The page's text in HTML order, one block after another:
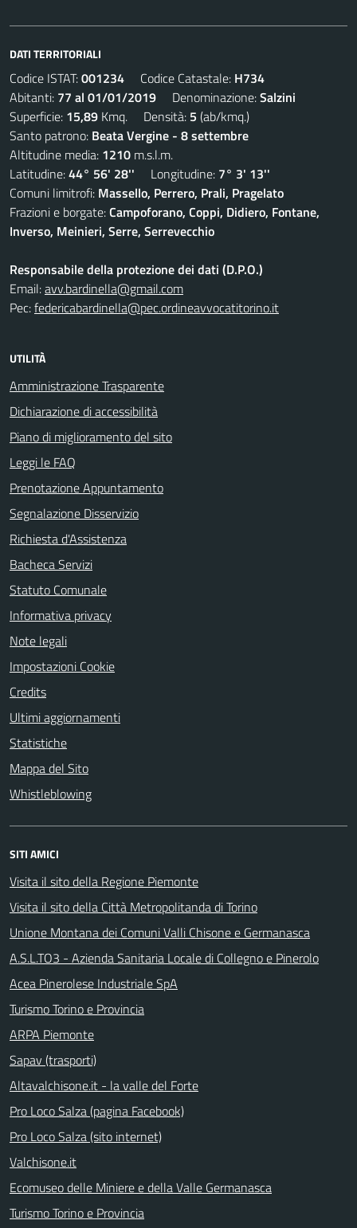
DATI TERRITORIALI
Codice ISTAT:001234 Codice Catastale: H734
Abitanti: 77 al 01/01/2019 Denominazione:Salzini
Superficie: 15,89 Kmq. Densità: 5 (ab/kmq.)
Santo patrono: Beata Vergine - 8 settembre
Altitudine media: 1210 m.s.l.m.
Latitudine:44° 56' 28'' Longitudine: 7° 3' 13''
Comuni limitrofi: Massello, Perrero, Prali, Pragelato
Frazioni e borgate:Campoforano, Coppi, Didiero, Fontane,
Inverso, Meinieri, Serre, Serrevecchio
Responsabile della protezione dei dati (D.P.O.)
Email:avv.bardinella@gmail.com
Pec:federicabardinella@pec.ordineavvocatitorino.it
UTILITÀ
Amministrazione Trasparente
Dichiarazione di accessibilità
Piano di miglioramento del sito
Leggi le FAQ
Prenotazione Appuntamento
Segnalazione Disservizio
Richiesta d'Assistenza
Bacheca Servizi
Statuto Comunale
Informativa privacy
Note legali
Impostazioni Cookie
Credits
Ultimi aggiornamenti
Statistiche
Mappa del Sito
Whistleblowing
SITI AMICI
Visita il sito della Regione Piemonte
Visita il sito della Città Metropolitanda di Torino
Unione Montana dei Comuni Valli Chisone e Germanasca
A.S.L.TO3 - Azienda Sanitaria Locale di Collegno e Pinerolo
Acea Pinerolese Industriale SpA
Turismo Torino e Provincia
ARPA Piemonte
Sapav (trasporti)
Altavalchisone.it - la valle del Forte
Pro Loco Salza (pagina Facebook)
Pro Loco Salza (sito internet)
Valchisone.it
Ecomuseo delle Miniere e della Valle Germanasca
Turismo Torino e Provincia